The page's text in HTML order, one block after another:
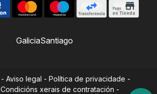
GaliciaSantiago
- Aviso legal - Política de privacidade -
Condicións xerais de contratación -